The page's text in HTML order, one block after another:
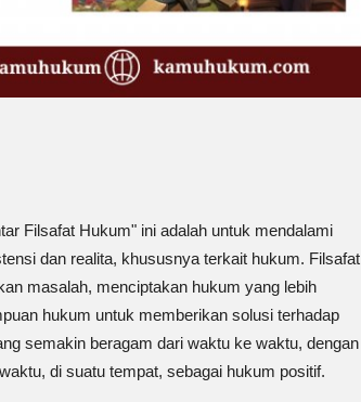
Filsafat Hukum" ini adalah untuk mendalami
dan realita, khususnya terkait hukum. Filsafat
masalah, menciptakan hukum yang lebih
hukum untuk memberikan solusi terhadap
semakin beragam dari waktu ke waktu, dengan
di suatu tempat, sebagai hukum positif.